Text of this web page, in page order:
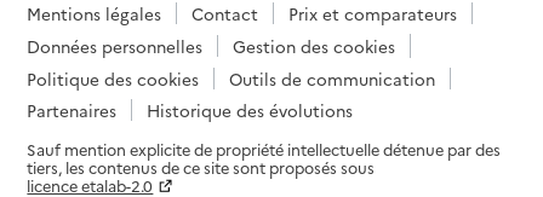
Mentions légales
Contact
Prix et comparateurs
Données personnelles
Gestion des cookies
Politique des cookies
Outils de communication
Partenaires
Historique des évolutions
Sauf mention explicite de propriété intellectuelle détenue par des
tiers, les contenus de ce site sont proposés sous
licence etalab-2.0